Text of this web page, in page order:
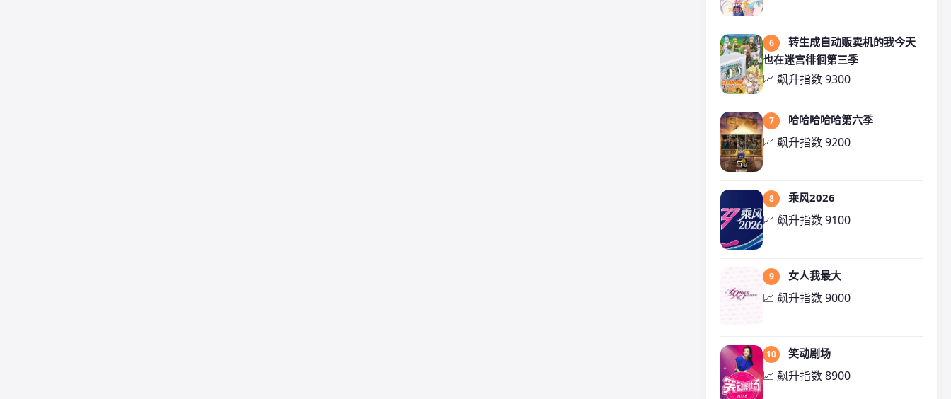
6
转生成自动贩卖机的我今天
也在迷宫徘徊第三季
📈 飙升指数 9300
7 哈哈哈哈哈第六季
📈 飙升指数 9200
8 乘风2026
📈 飙升指数 9100
9 女人我最大
📈 飙升指数 9000
10 笑动剧场
📈 飙升指数 8900